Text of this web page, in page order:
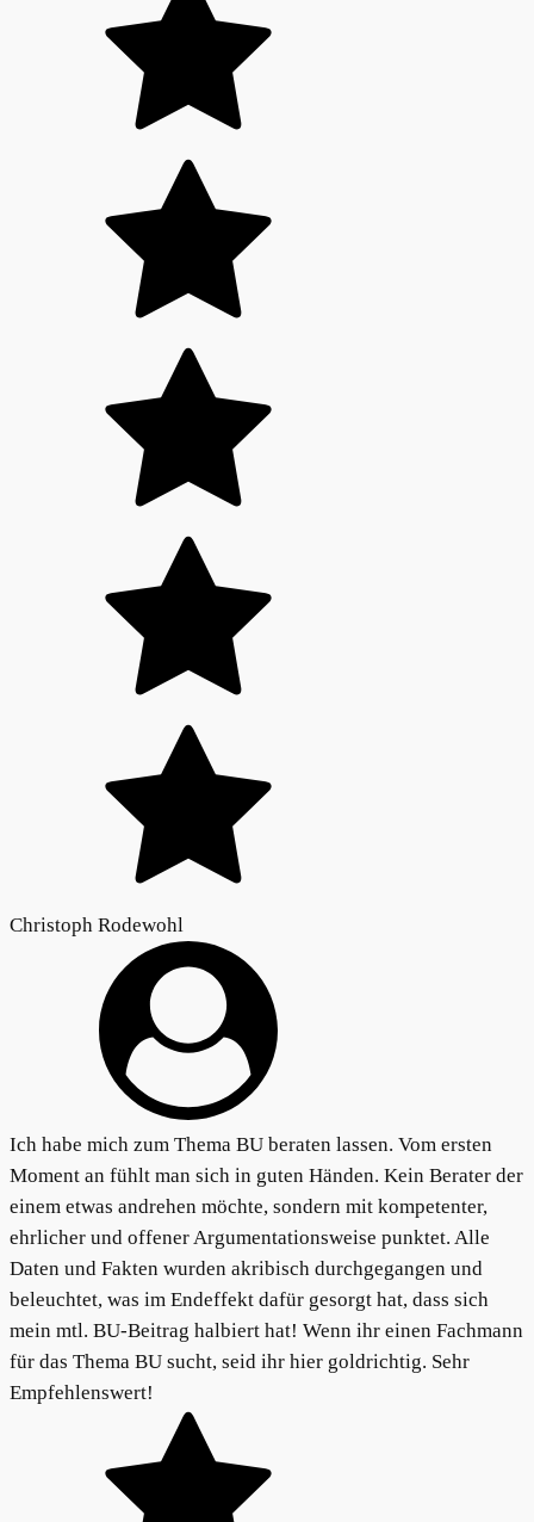
Christoph Rodewohl
Ich habe mich zum Thema BU beraten lassen. Vom ersten
Moment an fühlt man sich in guten Händen. Kein Berater der
einem etwas andrehen möchte, sondern mit kompetenter,
ehrlicher und offener Argumentationsweise punktet. Alle
Daten und Fakten wurden akribisch durchgegangen und
beleuchtet, was im Endeffekt dafür gesorgt hat, dass sich
mein mtl. BU-Beitrag halbiert hat! Wenn ihr einen Fachmann
für das Thema BU sucht, seid ihr hier goldrichtig. Sehr
Empfehlenswert!